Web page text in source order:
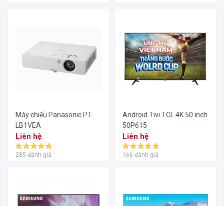
Máy chiếu Panasonic PT-
LB1VEA
Liên hệ
285 đánh giá
Android Tivi TCL 4K 50 inch
50P615
Liên hệ
166 đánh giá